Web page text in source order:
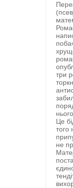
три
Це
того
не